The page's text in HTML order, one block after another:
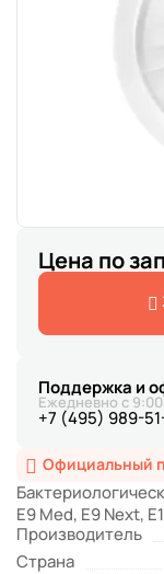
Официальный
E9 Med, E9 Next,
Производитель
Страна
Цена по
Поддержка и
Ежедневно с
+7 (495) 989-